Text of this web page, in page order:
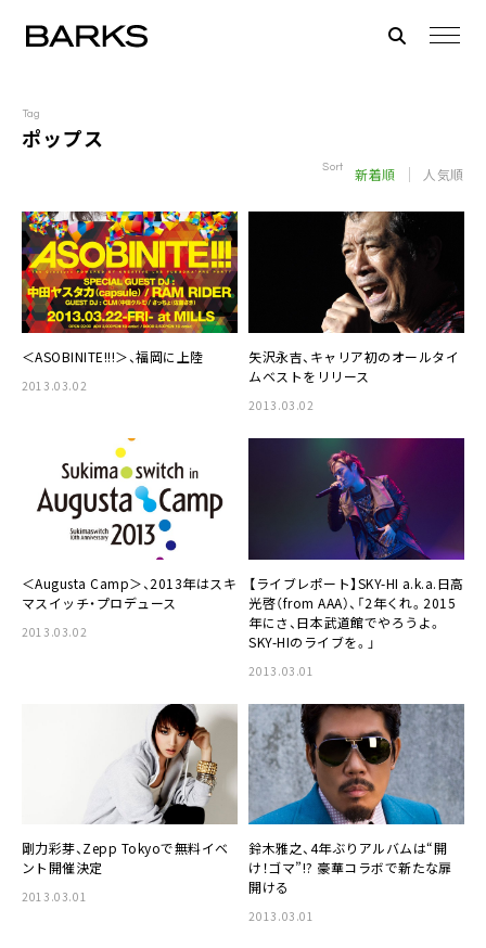
Tag
ポップス
Sort 新着順 人気順
＜ASOBINITE!!!＞、福岡に上陸
2013.03.02
矢沢永吉、キャリア初のオールタイ
ムベストをリリース
2013.03.02
＜Augusta Camp＞、2013年はスキ
マスイッチ・プロデュース
2013.03.02
【ライブレポート】SKY-HI a.k.a.日高
光啓（from AAA）、「2年くれ。2015
年にさ、日本武道館でやろうよ。
SKY-HIのライブを。」
2013.03.01
剛力彩芽、Zepp Tokyoで無料イベ
ント開催決定
2013.03.01
鈴木雅之、4年ぶりアルバムは“開
け！ゴマ”!? 豪華コラボで新たな扉
開ける
2013.03.01